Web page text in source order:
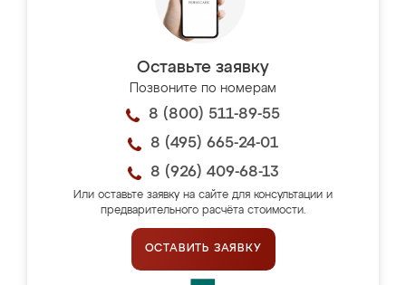
Оставьте заявку
Позвоните по номерам
8 (800) 511-89-55
8 (495) 665-24-01
8 (926) 409-68-13
Или оставьте заявку на сайте для консультации и
предварительного расчёта стоимости.
ОСТАВИТЬ ЗАЯВКУ